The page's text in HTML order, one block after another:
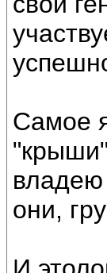
Самое
владею
они,